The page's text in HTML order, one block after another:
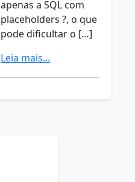
apenas a SQL com
placeholders ?, o que
pode dificultar o […]
Leia mais...